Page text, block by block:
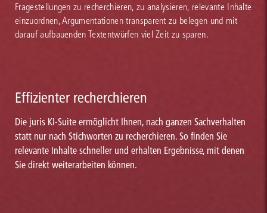
Fragestellungen zu recherchieren, zu analysieren, relevante Inhalte
einzuordnen, Argumentationen transparent zu belegen und mit
darauf aufbauenden Textentwürfen viel Zeit zu sparen.
Effizienter recherchieren
Die juris KI-Suite ermöglicht Ihnen, nach ganzen Sachverhalten
statt nur nach Stichworten zu recherchieren. So finden Sie
relevante Inhalte schneller und erhalten Ergebnisse, mit denen
Sie direkt weiterarbeiten können.